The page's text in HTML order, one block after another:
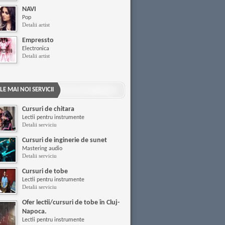
NAVI
Pop
Detalii artist
Empressto
Electronica
Detalii artist
MAI NOI SERVICII
Cursuri de chitara
Lectii pentru instrumente
Detalii serviciu
Cursuri de inginerie de sunet
Mastering audio
Detalii serviciu
Cursuri de tobe
Lectii pentru instrumente
Detalii serviciu
Ofer lectii/cursuri de tobe în Cluj-
Napoca.
Lectii pentru instrumente